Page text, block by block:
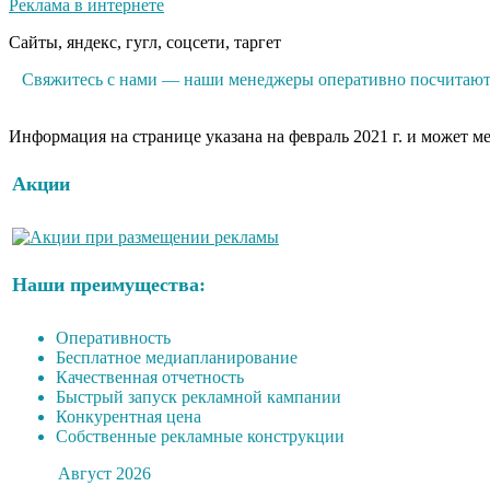
Реклама в интернете
Сайты, яндекс, гугл, соцсети, таргет
Свяжитесь с нами — наши менеджеры оперативно
Информация на странице указана на февраль 2021 г. и может
Акции
Наши преимущества:
Оперативность
Бесплатное медиапланирование
Качественная отчетность
Быстрый запуск рекламной кампании
Конкурентная цена
Собственные рекламные конструкции
Август 2026